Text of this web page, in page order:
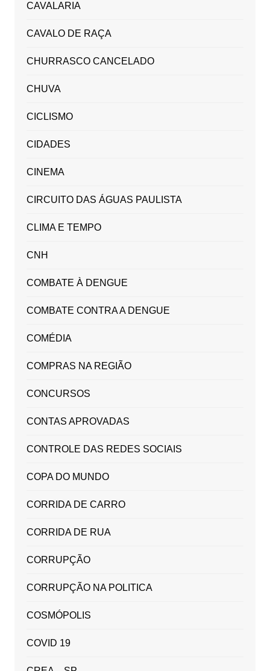
CAVALARIA
CAVALO DE RAÇA
CHURRASCO CANCELADO
CHUVA
CICLISMO
CIDADES
CINEMA
CIRCUITO DAS ÁGUAS PAULISTA
CLIMA E TEMPO
CNH
COMBATE À DENGUE
COMBATE CONTRA A DENGUE
COMÉDIA
COMPRAS NA REGIÃO
CONCURSOS
CONTAS APROVADAS
CONTROLE DAS REDES SOCIAIS
COPA DO MUNDO
CORRIDA DE CARRO
CORRIDA DE RUA
CORRUPÇÃO
CORRUPÇÃO NA POLITICA
COSMÓPOLIS
COVID 19